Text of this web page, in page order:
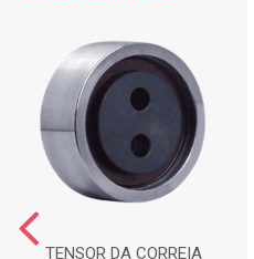
TENSOR DA CORREIA